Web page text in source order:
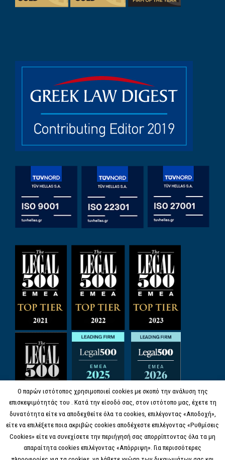
Ο παρών ιστότοπος χρησιμοποιεί cookies με σκοπό την ανάλυση της
επισκεψιμότητάς του . Κατά την είσοδό σας, στον ιστότοπο μας, έχετε τη
δυνατότητα είτε να αποδεχθείτε όλα τα cookies, επιλέγοντας «Αποδοχή»,
είτε να επιλέξετε ποια ακριβώς cookies αποδέχεστε επιλέγοντας «Ρυθμίσεις
Cookies» είτε να συνεχίσετε την περιήγησή σας απορρίπτοντας όλα τα μη
απαραίτητα cookies επιλέγοντας «Απόρριψη». Για περισσότερες